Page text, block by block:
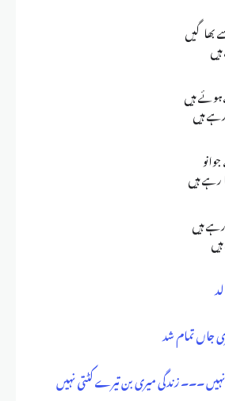
بھاگیں
ہیں
ہیں
رہے ہیں
ہیں
تمام شد
۔۔۔ زندگی میری بن تیرے کٹتی نہیں